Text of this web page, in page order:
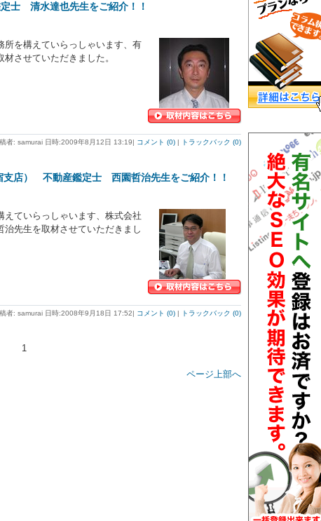
士 清水達也先生をご紹介！！
所を構えていらっしゃいます、有
させていただきました。
者: samurai 日時:2009年8月12日 13:19| コメント (0) | トラックバック (0)
支店） 不動産鑑定士 西園哲治先生をご紹介！！
ていらっしゃいます、株式会社
先生を取材させていただきまし
者: samurai 日時:2008年9月18日 17:52| コメント (0) | トラックバック (0)
1
ページ上部へ